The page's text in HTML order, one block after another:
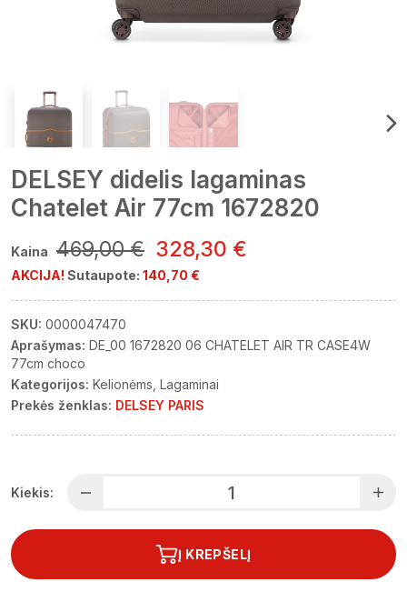
DELSEY didelis lagaminas
Chatelet Air 77cm 1672820
Kaina 469,00 € 328,30 €
AKCIJA! Sutaupote: 140,70 €
SKU: 0000047470
Aprašymas: DE_00 1672820 06 CHATELET AIR TR CASE4W
77cm choco
Kategorijos: Kelionėms Lagaminai
Prekės ženklas: DELSEY PARIS
Kiekis:
Į KREPŠELĮ